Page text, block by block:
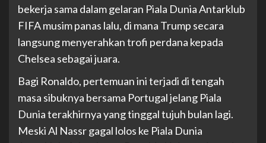
bekerja sama dalam gelaran Piala Dunia Antarklub
FIFA musim panas lalu, di mana Trump secara
langsung menyerahkan trofi perdana kepada
Chelsea sebagai juara.
Bagi Ronaldo, pertemuan ini terjadi di tengah
masa sibuknya bersama Portugal jelang Piala
Dunia terakhirnya yang tinggal tujuh bulan lagi.
Meski Al Nassr gagal lolos ke Piala Dunia